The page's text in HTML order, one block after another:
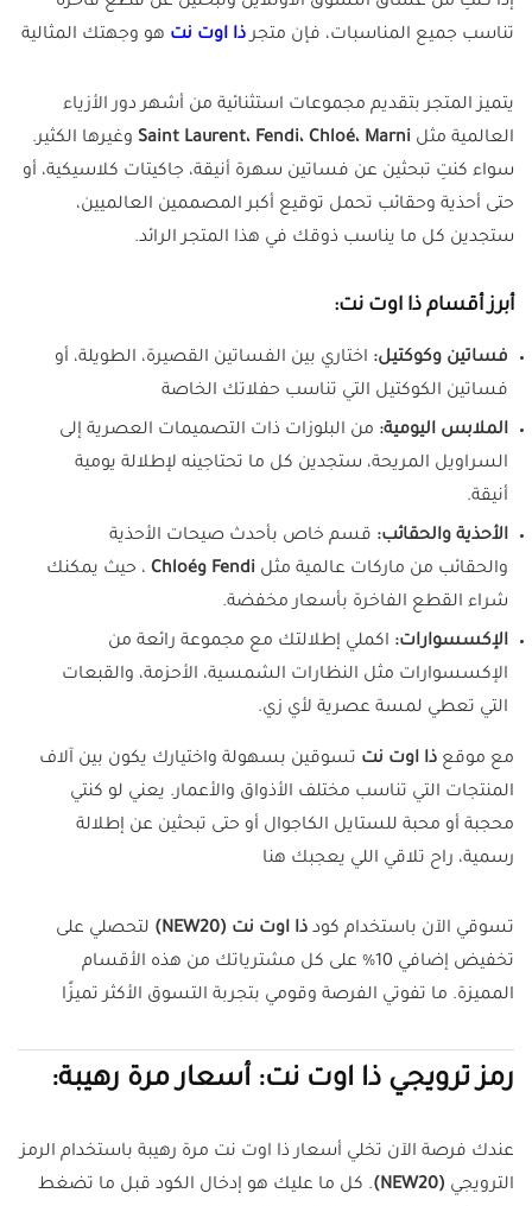
تناسب جميع المناسبات، فإن متجرذا اوت نت هو وجهتك المثالية
يتميز المتجر بتقديم مجموعات استثنائية من أشهر دور الأزياء
العالمية مثل Saint Laurent، Fendi، Chloé، Marni وغيرها الكثير.
سواء كنتِ تبحثين عن فساتين سهرة أنيقة، جاكيتات كلاسيكية، أو
حتى أحذية وحقائب تحمل توقيع أكبر المصممين العالميين،
ستجدين كل ما يناسب ذوقك في هذا المتجر الرائد.
أبرز أقسام ذا اوت نت:
فساتين وكوكتيل: اختاري بين الفساتين القصيرة، الطويلة، أو
فساتين الكوكتيل التي تناسب حفلاتك الخاصة
الملابس اليومية: من البلوزات ذات التصميمات العصرية إلى
السراويل المريحة، ستجدين كل ما تحتاجينه لإطلالة يومية
أنيقة.
الأحذية والحقائب: قسم خاص بأحدث صيحات الأحذية
والحقائب من ماركات عالمية مثل Fendi وChloé
، حيث يمكنك
شراء القطع الفاخرة بأسعار مخفضة.
الإكسسوارات: اكملي إطلالتك مع مجموعة رائعة من
الإكسسوارات مثل النظارات الشمسية، الأحزمة، والقبعات
التي تعطي لمسة عصرية لأي زي.
مع موقع ذا اوت نت تسوقين بسهولة واختيارك يكون بين آلاف
المنتجات التي تناسب مختلف الأذواق والأعمار. يعني لو كنتي
محجبة أو محبة للستايل الكاجوال أو حتى تبحثين عن إطلالة
رسمية، راح تلاقي اللي يعجبك هنا
تسوقي الآن باستخدام كود ذا اوت نت (NEW20)
لتحصلي على
تخفيض إضافي 10% على كل مشترياتك من هذه الأقسام
المميزة. ما تفوتي الفرصة وقومي بتجربة التسوق الأكثر تميزًا
رمز ترويجي ذا اوت نت: أسعار مرة رهيبة:
عندك فرصة الآن تخلي أسعار ذا اوت نت مرة رهيبة باستخدام الرمز
الترويجي (NEW20)
. كل ما عليك هو إدخال الكود قبل ما تضغط